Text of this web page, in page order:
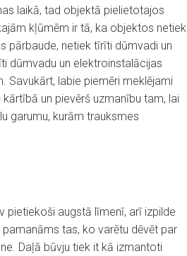
laikā, tad objektā pielietotajos
kļūmēm ir tā, ka objektos netiek
pārbaude, netiek tīrīti dūmvadi un
dūmvadu un elektroinstalācijas
Savukārt, labie piemēri meklējami
un pievērš uzmanību tam, lai
garumu, kurām trauksmes
pietiekoši augstā līmenī, arī izpilde
tas, ko varētu dēvēt par
Daļā būvju tiek it kā izmantoti